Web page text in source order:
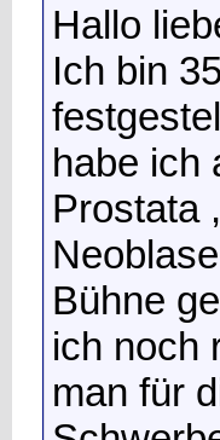
Hallo
Ich bin
habe ich
Prostata
Bühne
ich noch
man für